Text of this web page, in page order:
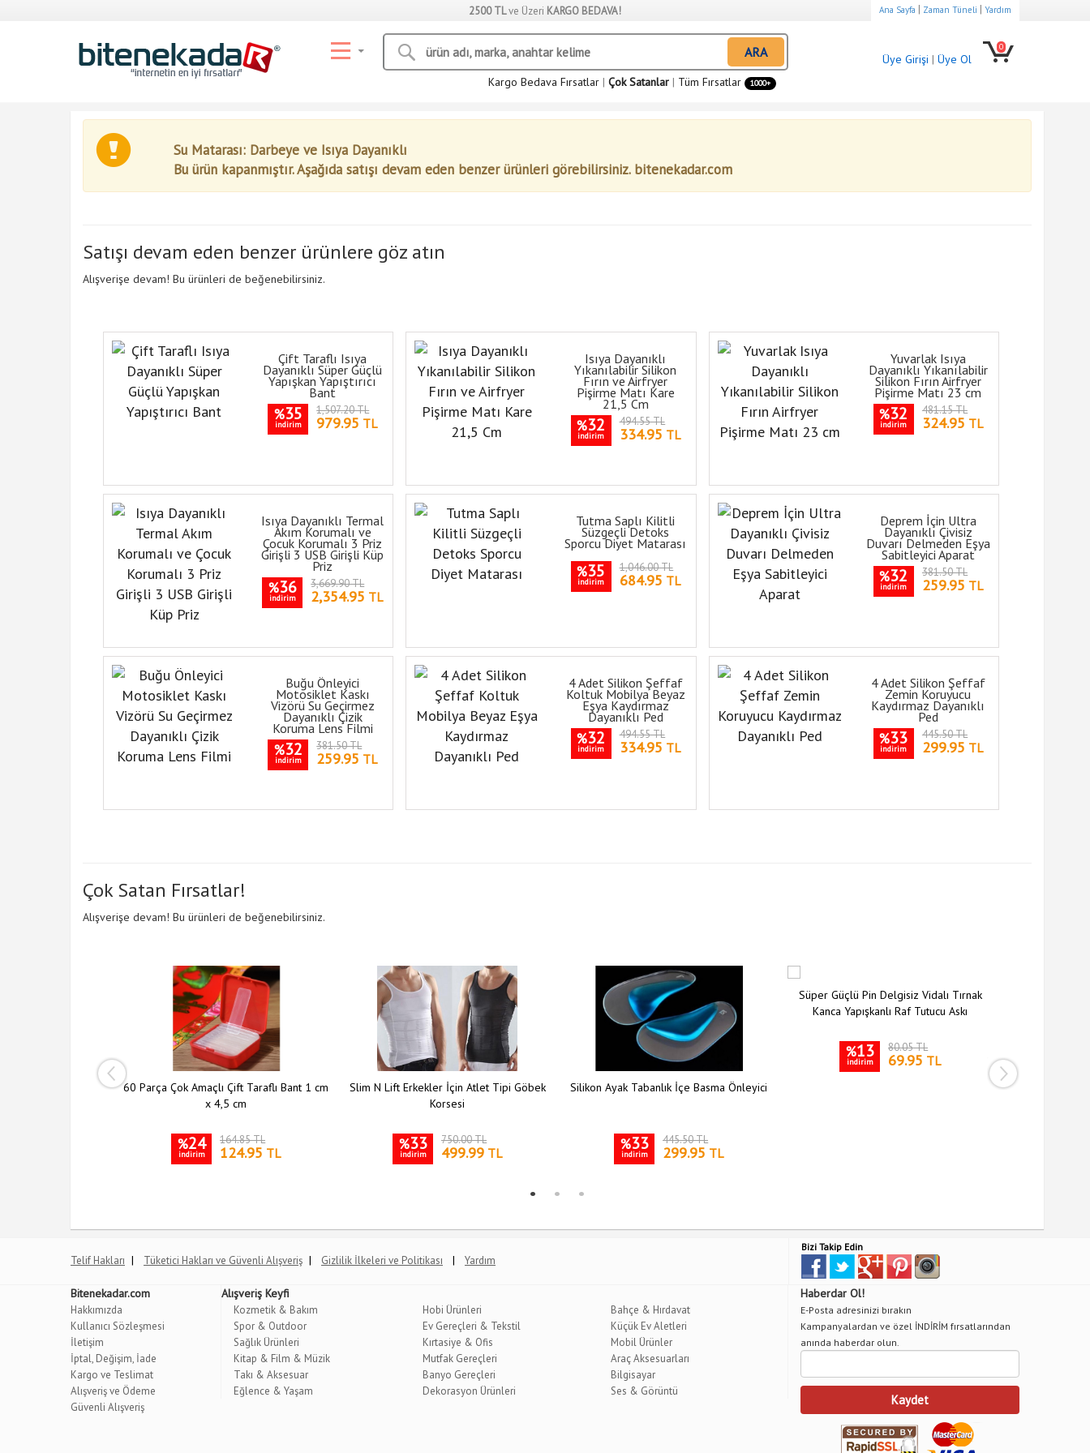
2500 TLve Üzeri KARGO BEDAVA! Ana Sayfa | Zaman Tüneli | Yardım
ARA
Kargo Bedava Fırsatlar | Çok Satanlar | Tüm Fırsatlar 1000+
Üye Girişi | Üye Ol
0
Su Matarası: Darbeye ve Isıya Dayanıklı
Bu ürün kapanmıştır. Aşağıda satışı devam eden benzer ürünleri görebilirsiniz. bitenekadar.com
Satışı devam eden benzer ürünlere göz atın
Alışverişe devam! Bu ürünleri de beğenebilirsiniz.
Çift Taraflı Isıya
Dayanıklı Süper Güçlü
Yapışkan Yapıştırıcı
Bant
%35
indirim
1,507.20 TL
979.95 TL
Isıya Dayanıklı
Yıkanılabilir Silikon
Fırın ve Airfryer
Pişirme Matı Kare
21,5 Cm
%32
indirim
494.55 TL
334.95 TL
Yuvarlak Isıya
Dayanıklı Yıkanılabilir
Silikon Fırın Airfryer
Pişirme Matı 23 cm
%32
indirim
481.15 TL
324.95 TL
Isıya Dayanıklı Termal
Akım Korumalı ve
Çocuk Korumalı 3 Priz
Girişli 3 USB Girişli Küp
Priz
%36
indirim
3,669.90 TL
2,354.95 TL
Tutma Saplı Kilitli
Süzgeçli Detoks
Sporcu Diyet Matarası
%35
indirim
1,046.00 TL
684.95 TL
Deprem İçin Ultra
Dayanıklı Çivisiz
Duvarı Delmeden Eşya
Sabitleyici Aparat
%32
indirim
381.50 TL
259.95 TL
Buğu Önleyici
Motosiklet Kaskı
Vizörü Su Geçirmez
Dayanıklı Çizik
Koruma Lens Filmi
%32
indirim
381.50 TL
259.95 TL
4 Adet Silikon Şeffaf
Koltuk Mobilya Beyaz
Eşya Kaydırmaz
Dayanıklı Ped
%32
indirim
494.55 TL
334.95 TL
4 Adet Silikon Şeffaf
Zemin Koruyucu
Kaydırmaz Dayanıklı
Ped
%33
indirim
445.50 TL
299.95 TL
Çok Satan Fırsatlar!
Alışverişe devam! Bu ürünleri de beğenebilirsiniz.
Şeffaf Askı 5 li Set
60 Parça Çok Amaçlı Çift Taraflı Bant 1 cm
x 4,5 cm
%24
indirim
164.85 TL
124.95 TL
Slim N Lift Erkekler İçin Atlet Tipi Göbek
Korsesi
%33
indirim
750.00 TL
499.99 TL
Silikon Ayak Tabanlık İçe Basma Önleyici
%33
indirim
445.50 TL
299.95 TL
Süper Güçlü Pin Delgisiz Vidalı Tırnak
Kanca Yapışkanlı Raf Tutucu Askı
%13
indirim
80.05 TL
69.95 TL
Siyah Silikon
Telif Hakları | Tüketici Hakları ve Güvenli Alışveriş | Gizlilik İlkeleri ve Politikası | Yardım
Bizi Takip Edin
Bitenekadar.com
Hakkımızda
Kullanıcı Sözleşmesi
İletişim
İptal, Değişim, İade
Kargo ve Teslimat
Alışveriş ve Ödeme
Güvenli Alışveriş
Alışveriş Keyfi
Kozmetik & Bakım
Spor & Outdoor
Sağlık Ürünleri
Kitap & Film & Müzik
Takı & Aksesuar
Eğlence & Yaşam
Hobi Ürünleri
Ev Gereçleri & Tekstil
Kırtasiye & Ofis
Mutfak Gereçleri
Banyo Gereçleri
Dekorasyon Ürünleri
Bahçe & Hırdavat
Küçük Ev Aletleri
Mobil Ürünler
Araç Aksesuarları
Bilgisayar
Ses & Görüntü
Haberdar Ol!
E-Posta adresinizi bırakın
Kampanyalardan ve özel İNDİRİM fırsatlarından
anında haberdar olun.
Kaydet